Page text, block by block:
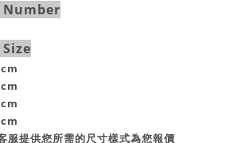
Number
服提供您所需的尺寸樣式為您報價